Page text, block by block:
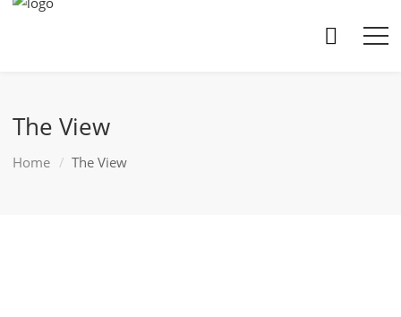
The View
Home The View